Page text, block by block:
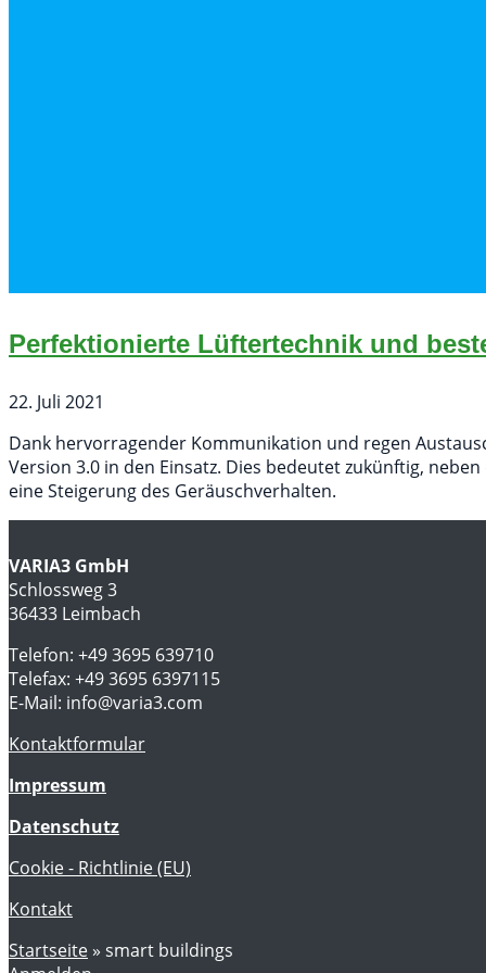
Perfektionierte Lüftertechnik und
22. Juli 2021
Dank hervorragender Kommunikation und regen
Version 3.0 in den Einsatz. Dies bedeutet zukünftig,
eine Steigerung des Geräuschverhalten.
VARIA3 GmbH
Schlossweg 3
36433 Leimbach
Telefon: +49 3695 639710
Telefax: +49 3695 6397115
E-Mail: info@varia3.com
Kontaktformular
Impressum
Datenschutz
Cookie - Richtlinie (EU)
Kontakt
Startseite » smart buildings